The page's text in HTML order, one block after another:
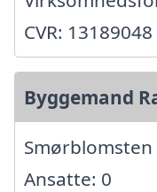
CVR: 13189048
Byggemand
Smørblomsten
Ansatte: 0